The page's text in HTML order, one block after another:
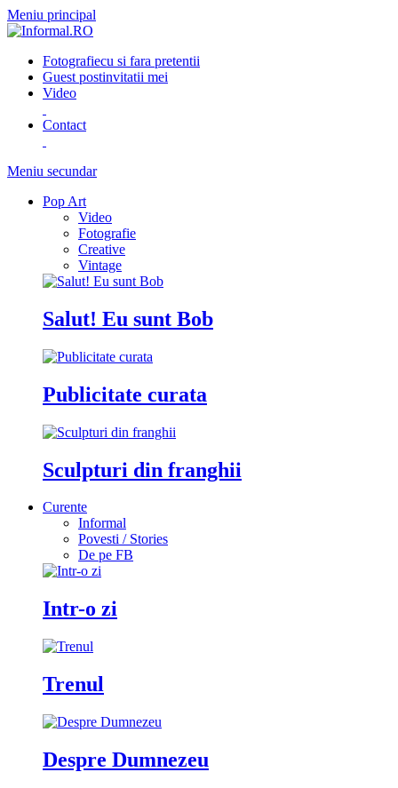
Meniu principal
Fotografiecu si fara pretentii
Guest postinvitatii mei
Video
Contact
Meniu secundar
Pop Art
Video
Fotografie
Creative
Vintage
Salut! Eu sunt Bob
Publicitate curata
Sculpturi din franghii
Curente
Informal
Povesti / Stories
De pe FB
Intr-o zi
Trenul
Despre Dumnezeu